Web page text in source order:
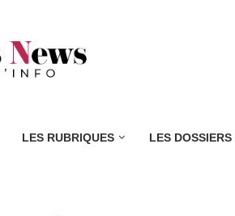
LES RUBRIQUES LES DOSSIERS